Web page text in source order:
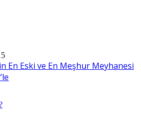
En Eski ve En Meşhur Meyhanesi